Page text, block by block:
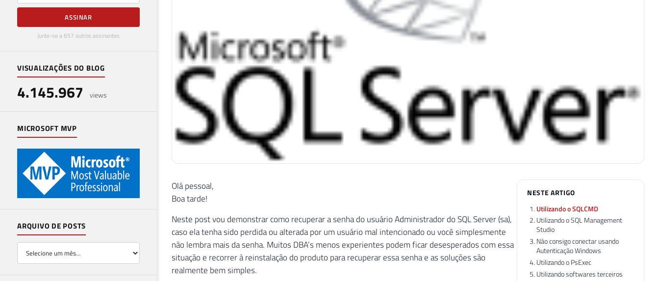
ASSINAR
Junte-se a 657 outros assinantes
VISUALIZAÇÕES DO BLOG
4.145.967 views
MICROSOFT MVP
ARQUIVO DE POSTS
Olá pessoal,
Boa tarde!
Neste post vou demonstrar como recuperar a senha do usuário Administrador do SQL Server (sa),
caso ela tenha sido perdida ou alterada por um usuário mal intencionado ou você simplesmente
não lembra mais da senha. Muitos DBA’s menos experientes podem ficar desesperados com essa
situação e recorrer à reinstalação do produto para recuperar essa senha e as soluções são
realmente bem simples.
NESTE ARTIGO
Utilizando o SQLCMD
Utilizando o SQL Management
Studio
Não consigo conectar usando
Autenticação Windows
Utilizando o PsExec
Utilizando softwares terceiros